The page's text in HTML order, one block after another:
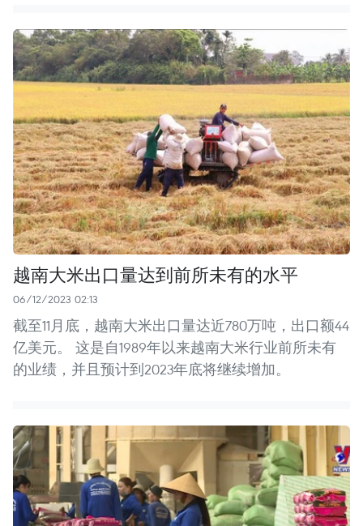
越南大米出口量达到前所未有的水平
06/12/2023 02:13
截至11月底，越南大米出口量达近780万吨，出口额44
亿美元。 这是自1989年以来越南大米行业前所未有
的业绩，并且预计到2023年底将继续增加。